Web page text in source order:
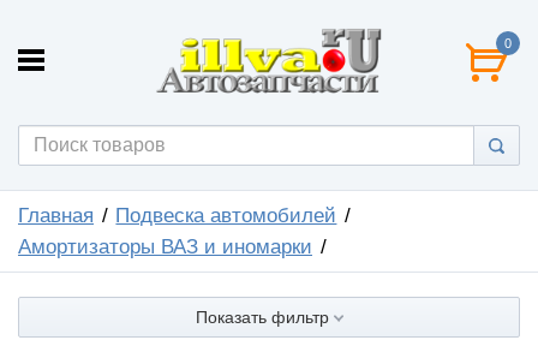
0
Главная
Подвеска автомобилей
Амортизаторы ВАЗ и иномарки
Показать фильтр